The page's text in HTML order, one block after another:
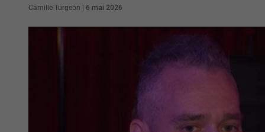
Camille Turgeon 6 mai 2026